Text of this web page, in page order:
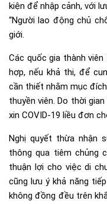
kiện để nhập cảnh, với
“Người lao động chủ
giới.
Các quốc gia thành
hợp, nếu khả thi, để
cần thiết nhằm mục
thuyền viên. Do thời
xin COVID-19 liều đơn
Nghị quyết thừa nhận
thông qua tiêm chủng
thuận lợi cho việc di
cũng lưu ý khả năng
không đồng đều trên